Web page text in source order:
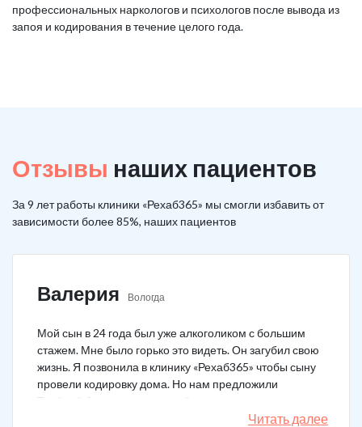
профессиональных наркологов и психологов после вывода из
запоя и кодирования в течение целого года.
Отзывы наших пациентов
За 9 лет работы клиники «Рехаб365» мы смогли избавить от
зависимости более 85%, наших пациентов
Валерия Вологда
Мой сын в 24 года был уже алкоголиком с большим
стажем. Мне было горько это видеть. Он загубил свою
жизнь. Я позвонила в клинику «Рехаб365» чтобы сыну
провели кодировку дома. Но нам предложили
Тройной блок в клинике, чтобы уж наверняка помогло.
Мы согласились. Вот уже 4 месяца как сын не пьет. На
Читать далее